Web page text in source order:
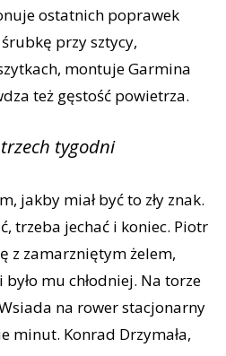
ostatnich poprawek
przy sztycy,
montuje Garmina
też gęstość powietrza.
tygodni
jakby miał być to zły znak.
trzeba jechać i koniec. Piotr
z zamarzniętym żelem,
mu chłodniej. Na torze
na rower stacjonarny
minut. Konrad Drzymała,